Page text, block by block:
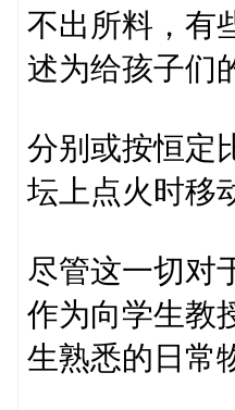
不出所料，有
述为给孩子们
分别或按恒定
坛上点火时
尽管这一切对
作为向学生教
生熟悉的日常